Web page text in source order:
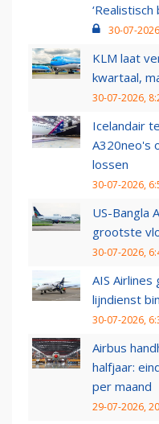
‘Realistisch
30-07-
KLM laat
kwartaal,
30-07-2026,
Icelandair
A320neo's
lossen
30-07-2026,
US-Bangla
grootste
30-07-2026,
AIS
lijndienst
30-07-2026,
Airbus
halfjaar:
per maand
29-07-2026,